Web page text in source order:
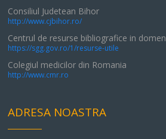
Consiliul Judetean Bihor
http://www.cjbihor.ro/
Centrul de resurse bibliografice in
https://sgg.gov.ro/1/resurse-utile
Colegiul medicilor din Romania
http://www.cmr.ro
ADRESA NOASTRA